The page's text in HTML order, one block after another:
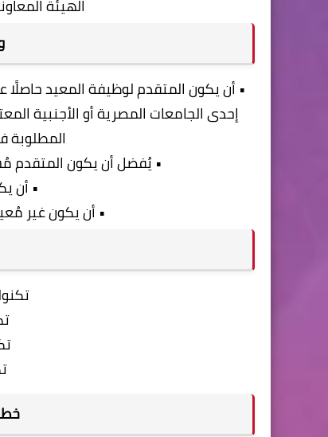
الهيئة المعاونة
• أن يكون المتقدم لوظيفة المعيد
إحدى الجامعات المصرية أو الأجنبية
المطلوبة
• يُفضل أن يكون المتقدم
• أن
• أن يكون غير